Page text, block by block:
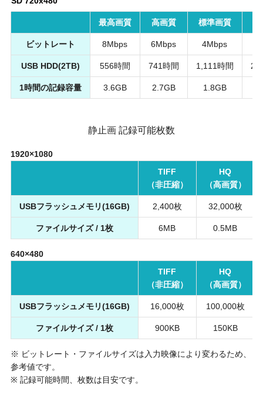
最高画質 高画質 標準画質
ビットレート 8Mbps 6Mbps 4Mbps
USB HDD(2TB) 556時間 741時間 1,111時間
1時間の記録容量 3.6GB 2.7GB 1.8GB
静止画 記録可能枚数
1920×1080
TIFF
（非圧縮）
HQ
（高画質）
USBフラッシュメモリ(16GB) 2,400枚 32,000枚
ファイルサイズ / 1枚 6MB 0.5MB
640×480
TIFF
（非圧縮）
HQ
（高画質）
USBフラッシュメモリ(16GB) 16,000枚 100,000枚
ファイルサイズ / 1枚 900KB 150KB
※ ビットレート・ファイルサイズは入力映像により変わるため、
参考値です。
※ 記録可能時間、枚数は目安です。